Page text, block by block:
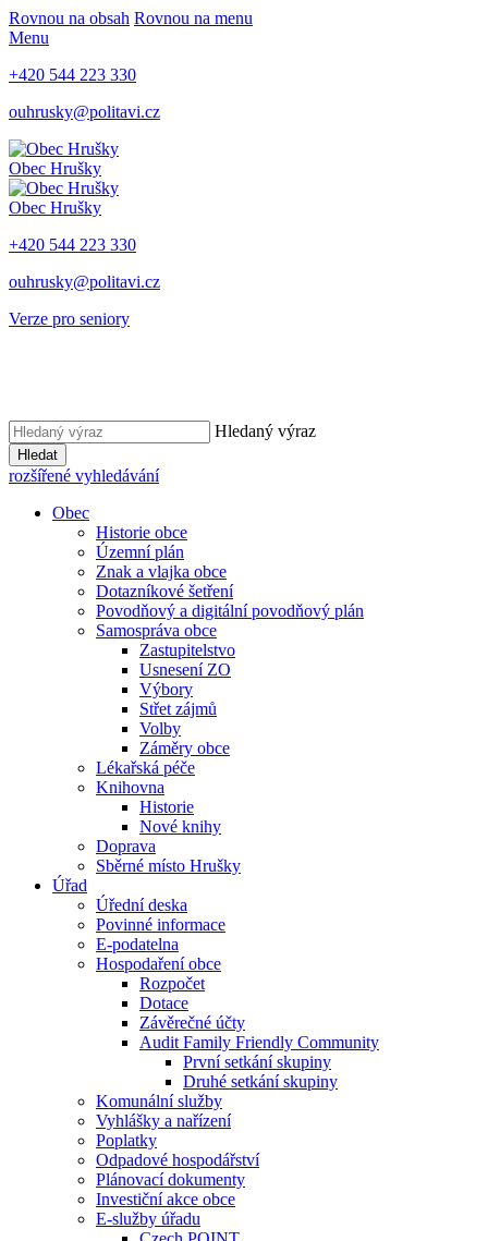
Rovnou na obsah Rovnou na menu
Menu
+420 544 223 330
ouhrusky@politavi.cz
Obec Hrušky
Obec Hrušky
+420 544 223 330
ouhrusky@politavi.cz
Verze pro seniory
Hledaný výraz
Hledat
rozšířené vyhledávání
Obec
Historie obce
Územní plán
Znak a vlajka obce
Dotazníkové šetření
Povodňový a digitální povodňový plán
Samospráva obce
Zastupitelstvo
Usnesení ZO
Výbory
Střet zájmů
Volby
Záměry obce
Lékařská péče
Knihovna
Historie
Nové knihy
Doprava
Sběrné místo Hrušky
Úřad
Úřední deska
Povinné informace
E-podatelna
Hospodaření obce
Rozpočet
Dotace
Závěrečné účty
Audit Family Friendly Community
První setkání skupiny
Druhé setkání skupiny
Komunální služby
Vyhlášky a nařízení
Poplatky
Odpadové hospodářství
Plánovací dokumenty
Investiční akce obce
E-služby úřadu